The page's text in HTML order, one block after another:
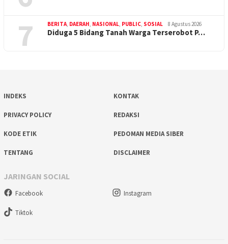
7 BERITA, DAERAH, NASIONAL, PUBLIC, SOSIAL 8 Agustus 2026
Diduga 5 Bidang Tanah Warga Terserobot P…
INDEKS KONTAK
PRIVACY POLICY REDAKSI
KODE ETIK PEDOMAN MEDIA SIBER
TENTANG DISCLAIMER
JARINGAN SOCIAL
Facebook Instagram
Tiktok